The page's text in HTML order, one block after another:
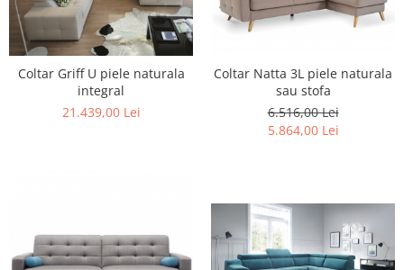
Coltar Griff U piele naturala
integral
21.439,00 Lei
Coltar Natta 3L piele naturala
sau stofa
6.516,00 Lei
5.864,00 Lei